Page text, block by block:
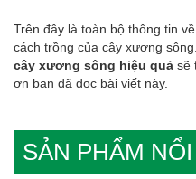
Trên đây là toàn bộ thông tin
cách trồng của cây xương
cây xương sông hiệu quả sẽ
ơn bạn đã đọc bài viết này.
SẢN PHẨM